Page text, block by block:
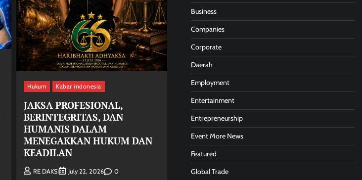
Hukum Kabar indonesia
JAKSA PROFESIONAL,
BERINTEGRITAS, DAN
HUMANIS DALAM
MENEGAKKAN HUKUM DAN
KEADILAN
RE DAKSI July 22, 2026 0
Business
Companies
Corporate
Daerah
Employment
Entertainment
Entrepreneurship
Event More News
Featured
Global Trade